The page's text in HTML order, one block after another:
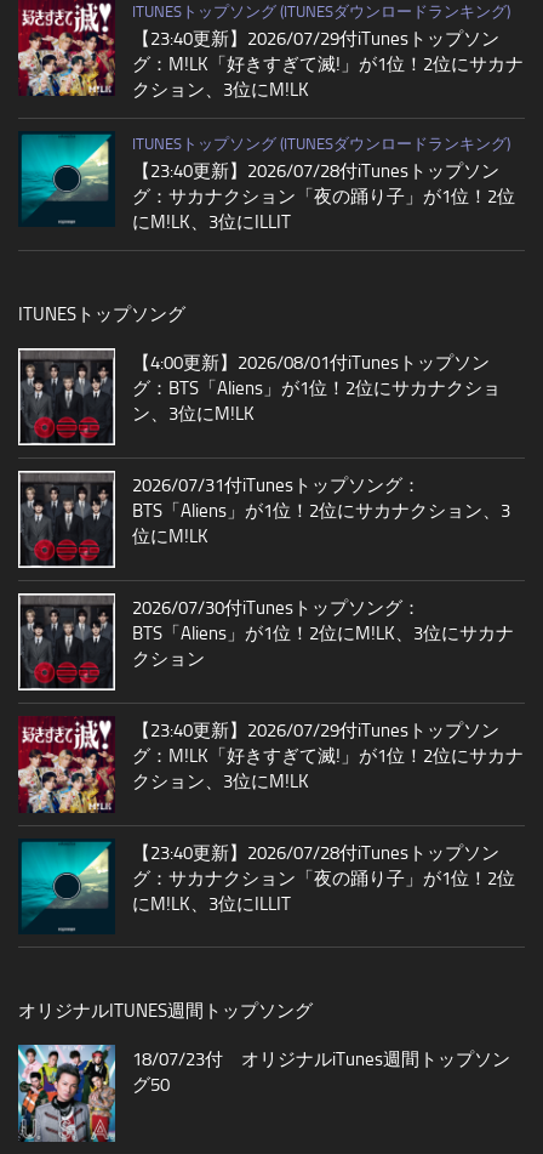
ITUNESトップソング (ITUNESダウンロードランキング)
【23:40更新】2026/07/29付iTunesトップソン
グ：M!LK「好きすぎて滅!」が1位！2位にサカナ
クション、3位にM!LK
ITUNESトップソング (ITUNESダウンロードランキング)
【23:40更新】2026/07/28付iTunesトップソン
グ：サカナクション「夜の踊り子」が1位！2位
にM!LK、3位にILLIT
ITUNESトップソング
【4:00更新】2026/08/01付iTunesトップソン
グ：BTS「Aliens」が1位！2位にサカナクショ
ン、3位にM!LK
2026/07/31付iTunesトップソング：
BTS「Aliens」が1位！2位にサカナクション、3
位にM!LK
2026/07/30付iTunesトップソング：
BTS「Aliens」が1位！2位にM!LK、3位にサカナ
クション
【23:40更新】2026/07/29付iTunesトップソン
グ：M!LK「好きすぎて滅!」が1位！2位にサカナ
クション、3位にM!LK
【23:40更新】2026/07/28付iTunesトップソン
グ：サカナクション「夜の踊り子」が1位！2位
にM!LK、3位にILLIT
オリジナルITUNES週間トップソング
18/07/23付 オリジナルiTunes週間トップソン
グ50